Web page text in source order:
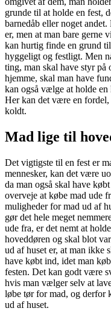
grunde til at holde en fest,
barnedåb eller noget
er, men at man bare gerne
kan hurtig finde en grund
hyggeligt og festligt. Men
ting, man skal have styr på
hjemme, skal man have
kan også vælge at holde
Her kan det være en fordel,
koldt.
Mad lige til
Det vigtigste til en fest er
mennesker, kan det være
da man også skal have
overveje at købe mad ude
muligheder for mad ud af
gør det hele meget
ude fra, er det nemt at
hoveddøren og skal blot
ud af huset er, at man ikke
have købt ind, idet man
festen. Det kan godt være
hvis man vælger selv at
løbe tør for mad, og derfor
ud af huset.